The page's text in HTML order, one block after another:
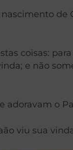
coisas:
e não
adoravam o
viu sua